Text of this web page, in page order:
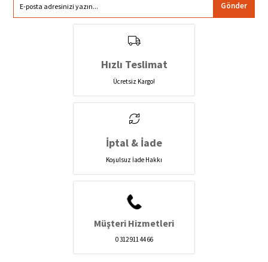
Gönder
Hızlı Teslimat
Ücretsiz Kargo!
İptal & İade
Koşulsuz İade Hakkı
Müşteri Hizmetleri
0 312 911 44 66